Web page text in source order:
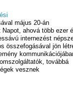
május 20-án
ahová több ezer
internezést
összefogásával jön
továbbá
vesznek